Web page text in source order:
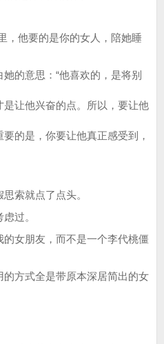
，他要的是你的女人，陪她睡
的意思：“他喜欢的，是将别
让他兴奋的点。所以，要让他
的是，你要让他真正感受到，
索就点了点头。
过。
女朋友，而不是一个李代桃僵
方式全是带原本深居简出的女